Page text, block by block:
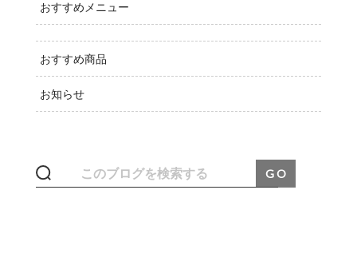
おすすめメニュー
おすすめ商品
お知らせ